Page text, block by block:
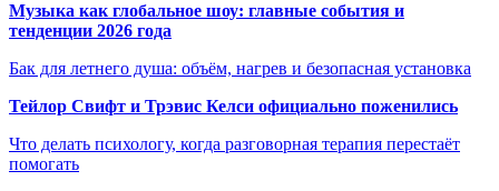
Музыка как глобальное шоу: главные события и
тенденции 2026 года
Бак для летнего душа: объём, нагрев и безопасная установка
Тейлор Свифт и Трэвис Келси официально поженились
Что делать психологу, когда разговорная терапия перестаёт
помогать